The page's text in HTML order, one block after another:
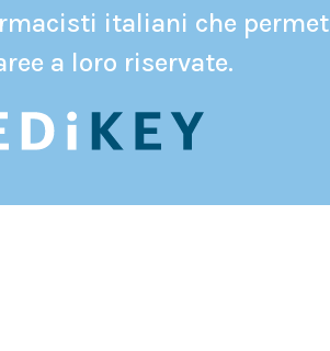
italiani che
a loro riservate.